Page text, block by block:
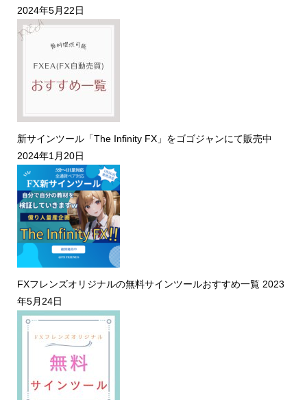
2024年5月22日
新サインツール「The Infinity FX」をゴゴジャンにて販売中
2024年1月20日
FXフレンズオリジナルの無料サインツールおすすめ一覧2023
年5月24日